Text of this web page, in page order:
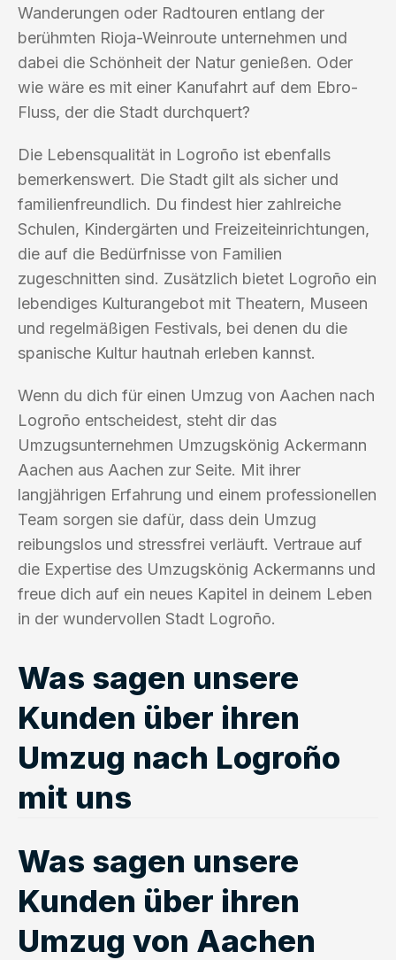
Wanderungen oder Radtouren entlang der
berühmten Rioja-Weinroute unternehmen und
dabei die Schönheit der Natur genießen. Oder
wie wäre es mit einer Kanufahrt auf dem Ebro-
Fluss, der die Stadt durchquert?
Die Lebensqualität in Logroño ist ebenfalls
bemerkenswert. Die Stadt gilt als sicher und
familienfreundlich. Du findest hier zahlreiche
Schulen, Kindergärten und Freizeiteinrichtungen,
die auf die Bedürfnisse von Familien
zugeschnitten sind. Zusätzlich bietet Logroño ein
lebendiges Kulturangebot mit Theatern, Museen
und regelmäßigen Festivals, bei denen du die
spanische Kultur hautnah erleben kannst.
Wenn du dich für einen Umzug von Aachen nach
Logroño entscheidest, steht dir das
Umzugsunternehmen Umzugskönig Ackermann
Aachen aus Aachen zur Seite. Mit ihrer
langjährigen Erfahrung und einem professionellen
Team sorgen sie dafür, dass dein Umzug
reibungslos und stressfrei verläuft. Vertraue auf
die Expertise des Umzugskönig Ackermanns und
freue dich auf ein neues Kapitel in deinem Leben
in der wundervollen Stadt Logroño.
Was sagen unsere
Kunden über ihren
Umzug nach Logroño
mit uns
Was sagen unsere
Kunden über ihren
Umzug von Aachen